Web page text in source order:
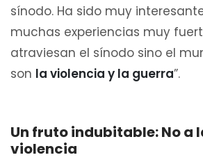
sínodo. Ha sido muy
muchas experiencias muy
atraviesan el sínodo sino el
son la violencia y la guerra”.
Un fruto indubitable: No a
violencia